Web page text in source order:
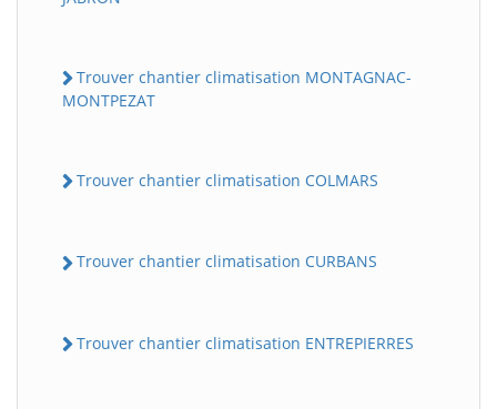
Trouver chantier climatisation MONTAGNAC-
MONTPEZAT
Trouver chantier climatisation COLMARS
Trouver chantier climatisation CURBANS
Trouver chantier climatisation ENTREPIERRES